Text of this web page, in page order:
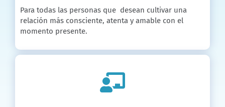
Para todas las personas que desean cultivar una
relación más consciente, atenta y amable con el
momento presente.